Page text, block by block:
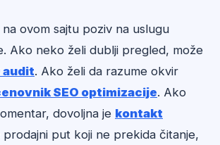
ovom sajtu poziv na uslugu
Ako neko želi dublji pregled, može
audit. Ako želi da razume okvir
SEO optimizacije. Ako
dovoljna je kontakt
prodajni put koji ne prekida čitanje,